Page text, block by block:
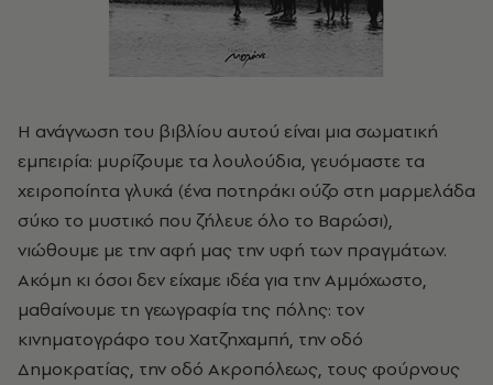
Η ανάγνωση του βιβλίου αυτού είναι μια σωματική
εμπειρία: μυρίζουμε τα λουλούδια, γευόμαστε τα
χειροποίητα γλυκά (ένα ποτηράκι ούζο στη μαρμελάδα
σύκο το μυστικό που ζήλευε όλο το Βαρώσι),
νιώθουμε με την αφή μας την υφή των πραγμάτων.
Ακόμη κι όσοι δεν είχαμε ιδέα για την Αμμόχωστο,
μαθαίνουμε τη γεωγραφία της πόλης: τον
κινηματογράφο του Χατζηχαμπή, την οδό
Δημοκρατίας, την οδό Ακροπόλεως, τους φούρνους